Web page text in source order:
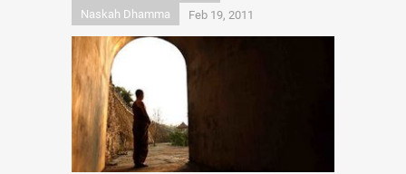
Naskah Dhamma
Feb 19, 2011